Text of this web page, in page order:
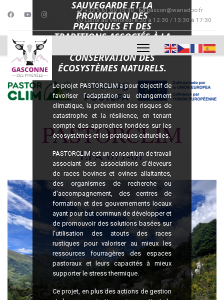
+33 5 61 60 15 30
gascon@wanadoo.fr
Lundi au Vendredi 8:30 à 12:30 / 13:30 à 17:30
I
PASTORCLIM
EFA 077-01
SAUVEGARDE ET LA
PROMOTION DES
PRATIQUES ET DES
TRADITIONS ASSOCIÉS À LA
TRANSHUMANCE POUR LA
CONSERVATION DES
ÉCOSYSTÈMES NATURELS.
Le projet PASTORCLIM a pour objectif de
favoriser l'adaptation au changement
climatique, la prévention des risques de
catastrophe et la résilience, en tenant
compte des approches fondées sur les
écosystèmes et les pratiques culturelles.
PASTORCLIM est un consortium de travail
associant des associations d'éleveurs
de races bovines et ovines allaitantes,
des organismes de recherche ou
d'accompagnement, des centres de
formation et des gouvernements locaux
ayant pour but commun de développer et
de promouvoir des solutions basées sur
l'utilisation des atouts des races
rustiques pour valoriser au mieux les
ressources fourragères des espaces
pastoraux et leurs capacités à mieux
supporter le stress thermique.
Ce projet, en plus des actions de gestion